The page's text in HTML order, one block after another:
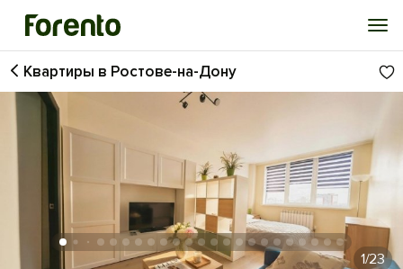
Войти
Избранное
История просмотра
Добавить свой объект
Квартиры в Ростове-на-Дону
1/23